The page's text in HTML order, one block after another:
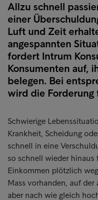
Allzu schnell
einer
Luft und Zeit
angespannten
fordert Intrum
Konsumenten auf,
belegen. Bei
wird die Forderung
Schwierige
Krankheit, Scheidung
schnell in eine
so schnell wieder hinaus
Einkommen plötzlich
Mass vorhanden, auf
aber nach wie gleich